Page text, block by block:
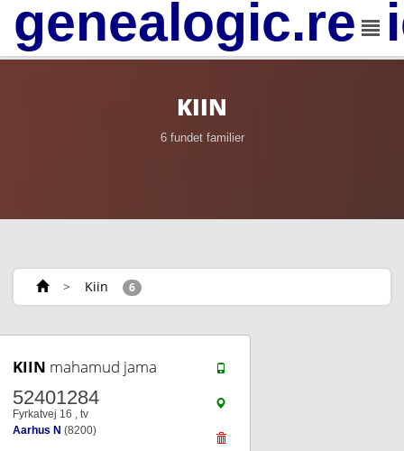
KIIN
6 fundet familier
> Kiin 6
KIIN mahamud jama
52401284
Fyrkatvej 16 , tv
Aarhus N (8200)